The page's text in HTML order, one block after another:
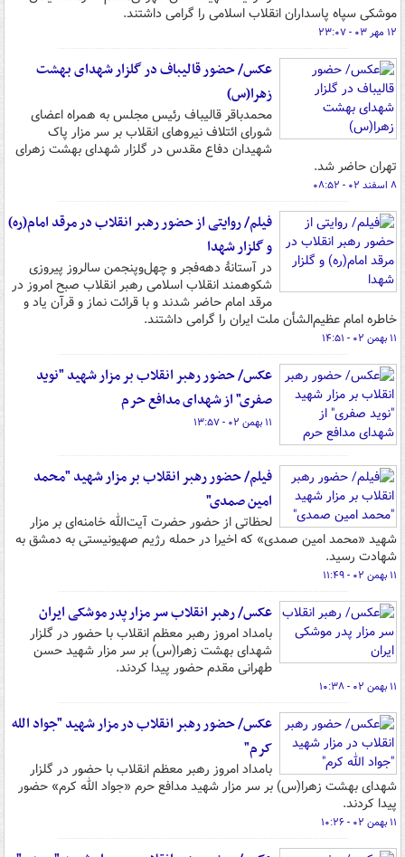
موشکی سپاه پاسداران انقلاب اسلامی را گرامی داشتند.
۱۲ مهر ۰۳ - ۲۳:۰۷
عکس/ حضور قالیباف در گلزار شهدای بهشت
زهرا(س)
محمدباقر قالیباف رئیس مجلس به همراه اعضای
شورای ائتلاف نیروهای انقلاب بر سر مزار پاک
شهیدان دفاع مقدس در گلزار شهدای بهشت زهرای
تهران حاضر شد.
۸ اسفند ۰۲ - ۰۸:۵۲
فیلم/ روایتی از حضور رهبر انقلاب در مرقد امام(ره)
و گلزار شهدا
در آستانۀ دهه‌فجر و چهل‌وپنجمن سالروز پیروزی
شکوهمند انقلاب اسلامی رهبر انقلاب صبح امروز در
مرقد امام حاضر شدند و با قرائت نماز و قرآن یاد و
خاطره امام عظیم‌الشأن ملت ایران را گرامی داشتند.
۱۱ بهمن ۰۲ - ۱۴:۵۱
عکس/ حضور رهبر انقلاب بر مزار شهید "نوید
صفری" از شهدای مدافع حرم
۱۱ بهمن ۰۲ - ۱۳:۵۷
فیلم/ حضور رهبر انقلاب بر مزار شهید "محمد
امین صمدی"
لحظاتی از حضور حضرت آیت‌الله خامنه‌ای بر مزار
شهید «محمد امین صمدی» که اخیرا در حمله رژیم صهیونیستی به دمشق به
شهادت رسید.
۱۱ بهمن ۰۲ - ۱۱:۴۹
عکس/ رهبر انقلاب سر مزار پدر موشکی ایران
بامداد امروز رهبر معظم انقلاب با حضور در گلزار
شهدای بهشت زهرا(س) بر سر مزار شهید حسن
طهرانی مقدم حضور پیدا کردند.
۱۱ بهمن ۰۲ - ۱۰:۳۸
عکس/ حضور رهبر انقلاب در مزار شهید "جواد الله
کرم"
بامداد امروز رهبر معظم انقلاب با حضور در گلزار
شهدای بهشت زهرا(س) بر سر مزار شهید مدافع حرم «جواد الله کرم» حضور
پیدا کردند.
۱۱ بهمن ۰۲ - ۱۰:۲۶